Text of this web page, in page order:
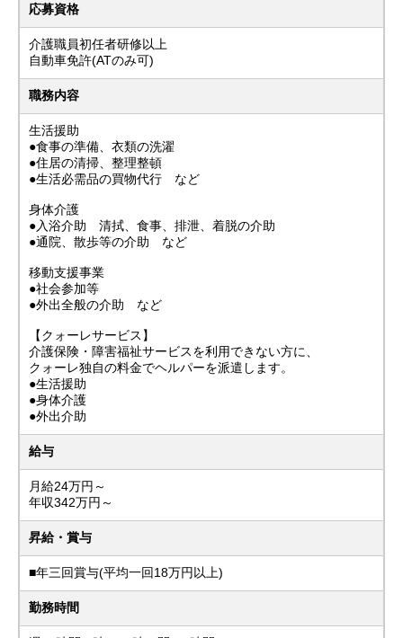
応募資格
介護職員初任者研修以上
自動車免許(ATのみ可)
職務内容
生活援助
●食事の準備、衣類の洗濯
●住居の清掃、整理整頓
●生活必需品の買物代行 など
身体介護
●入浴介助 清拭、食事、排泄、着脱の介助
●通院、散歩等の介助 など
移動支援事業
●社会参加等
●外出全般の介助 など
【クォーレサービス】
介護保険・障害福祉サービスを利用できない方に、
クォーレ独自の料金でヘルパーを派遣します。
●生活援助
●身体介護
●外出介助
給与
月給24万円～
年収342万円～
昇給・賞与
■年三回賞与(平均一回18万円以上)
勤務時間